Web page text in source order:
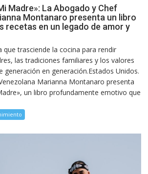
Madre»: La Abogado y Chef
Montanaro presenta un libro
recetas en un legado de amor y
que trasciende la cocina para rendir
las tradiciones familiares y los valores
generación en generación.Estados Unidos.
Marianna Montanaro presenta
un libro profundamente emotivo que